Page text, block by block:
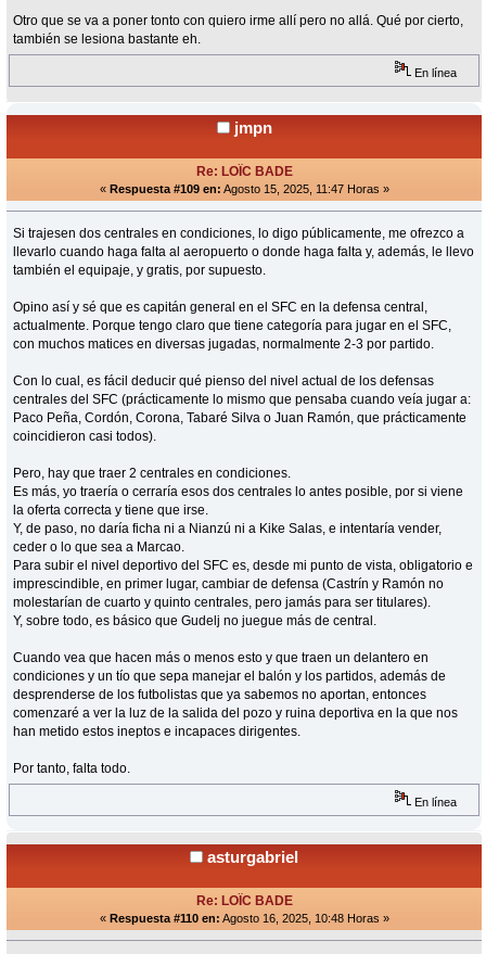
Otro que se va a poner tonto con quiero irme allí pero no allá. Qué por cierto,
también se lesiona bastante eh.
En línea
jmpn
Re: LOÏC BADE
« Respuesta #109 en: Agosto 15, 2025, 11:47 Horas »
Si trajesen dos centrales en condiciones, lo digo públicamente, me ofrezco a
llevarlo cuando haga falta al aeropuerto o donde haga falta y, además, le llevo
también el equipaje, y gratis, por supuesto.
Opino así y sé que es capitán general en el SFC en la defensa central,
actualmente. Porque tengo claro que tiene categoría para jugar en el SFC,
con muchos matices en diversas jugadas, normalmente 2-3 por partido.
Con lo cual, es fácil deducir qué pienso del nivel actual de los defensas
centrales del SFC (prácticamente lo mismo que pensaba cuando veía jugar a:
Paco Peña, Cordón, Corona, Tabaré Silva o Juan Ramón, que prácticamente
coincidieron casi todos).
Pero, hay que traer 2 centrales en condiciones.
Es más, yo traería o cerraría esos dos centrales lo antes posible, por si viene
la oferta correcta y tiene que irse.
Y, de paso, no daría ficha ni a Nianzú ni a Kike Salas, e intentaría vender,
ceder o lo que sea a Marcao.
Para subir el nivel deportivo del SFC es, desde mi punto de vista, obligatorio e
imprescindible, en primer lugar, cambiar de defensa (Castrín y Ramón no
molestarían de cuarto y quinto centrales, pero jamás para ser titulares).
Y, sobre todo, es básico que Gudelj no juegue más de central.
Cuando vea que hacen más o menos esto y que traen un delantero en
condiciones y un tío que sepa manejar el balón y los partidos, además de
desprenderse de los futbolistas que ya sabemos no aportan, entonces
comenzaré a ver la luz de la salida del pozo y ruina deportiva en la que nos
han metido estos ineptos e incapaces dirigentes.
Por tanto, falta todo.
En línea
asturgabriel
Re: LOÏC BADE
« Respuesta #110 en: Agosto 16, 2025, 10:48 Horas »